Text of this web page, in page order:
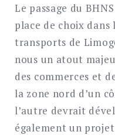
Le passage du
place de choix
transports de
nous un atout
des commerces et
la zone nord d’un
l’autre devrait
également un